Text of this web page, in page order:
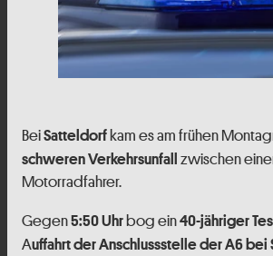
BeiSatteldorfkam es am frühen
schweren Verkehrsunfall zwischen
Motorradfahrer.
Gegen5:50 Uhrbog ein40-jähriger
Auffahrt der Anschlussstelle der A6 bei